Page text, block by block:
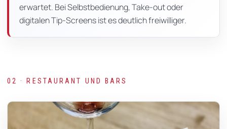
erwartet. Bei Selbstbedienung, Take-out oder
digitalen Tip-Screens ist es deutlich freiwilliger.
02 · RESTAURANT UND BARS